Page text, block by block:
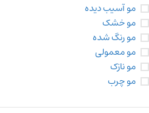
مو آسیب دیده
مو خشک
مو رنگ شده
مو معمولی
مو نازک
مو چرب